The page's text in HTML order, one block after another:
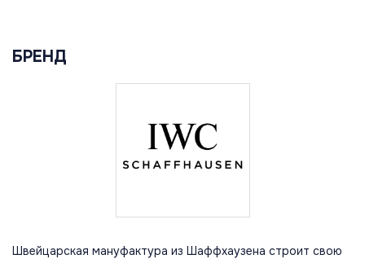
БРЕНД
Швейцарская мануфактура из Шаффхаузена строит свою